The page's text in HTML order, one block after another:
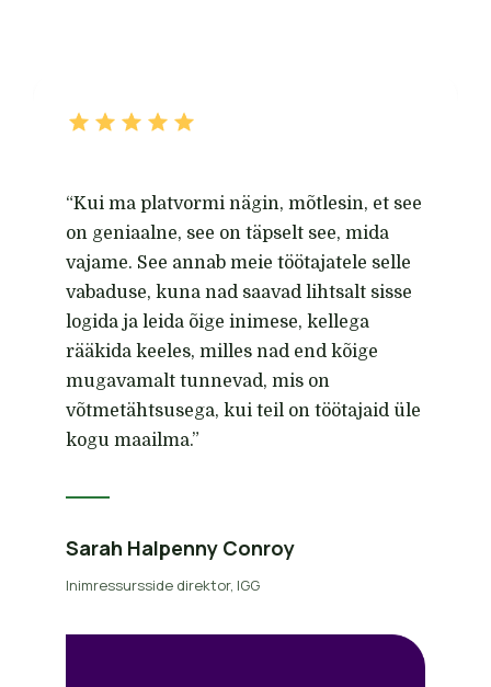
“Kui ma platvormi nägin, mõtlesin, et see
on geniaalne, see on täpselt see, mida
vajame. See annab meie töötajatele selle
vabaduse, kuna nad saavad lihtsalt sisse
logida ja leida õige inimese, kellega
rääkida keeles, milles nad end kõige
mugavamalt tunnevad, mis on
võtmetähtsusega, kui teil on töötajaid üle
kogu maailma.”
Sarah Halpenny Conroy
Inimressursside direktor, IGG